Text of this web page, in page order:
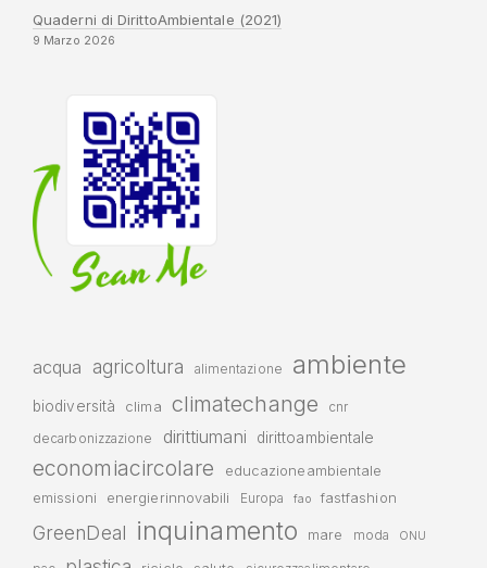
Quaderni di DirittoAmbientale (2021)
9 Marzo 2026
acqua agricoltura alimentazione ambiente
biodiversità clima climatechange cnr
decarbonizzazione dirittiumani dirittoambientale
economiacircolare
educazioneambientale
emissioni
energierinnovabili Europa fao fastfashion
GreenDeal inquinamento mare moda ONU